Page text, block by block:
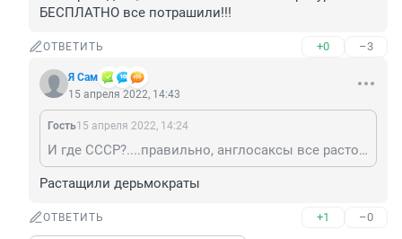
БЕСПЛАТНО все потрашили!!!
ОТВЕТИТЬ +0 –3
Я Сам
15 апреля 2022, 14:43
Гость15 апреля 2022, 14:24
И где СССР?....правильно, англосаксы все растощили и разрушили, вот и думайте, если бы не наш президент, то сейчас они бы наши ресурсы БЕСПЛАТНО все потрашили!!!
Растащили дерьмократы
ОТВЕТИТЬ +1 –0